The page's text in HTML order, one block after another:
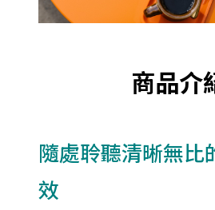
商品介
隨處聆聽清晰無比
效